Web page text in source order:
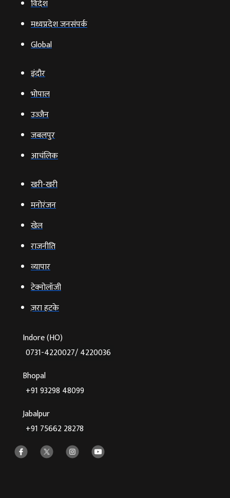
विदेश
मध्यप्रदेश जनसंपर्क
Global
इंदौर
भोपाल
उज्‍जैन
जबलपुर
आचंलिक
खरी-खरी
मनोरंजन
खेल
राजनीति
व्‍यापार
टेक्‍नोलॉजी
ज़रा हटके
Indore (HO)
0731-4220027/ 4220036
Bhopal
+91 93298 48099
Jabalpur
+91 75662 28278